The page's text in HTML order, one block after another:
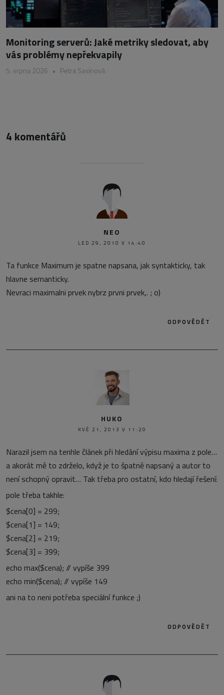
Monitoring serverů: Jaké metriky sledovat, aby
vás problémy nepřekvapily
5. srpna 2026 • Petra Sasínová
4 komentářů
NEO
LED 29, 2010 V 14:40
Ta funkce Maximum je spatne napsana, jak syntakticky, tak
hlavne semanticky.
Nevraci maximalni prvek nybrz prvni prvek,. ; o)
ODPOVĚDĚT
HUKO
KVĚ 21, 2013 V 11:20
Narazil jsem na tenhle článek při hledání výpisu maxima z pole…
a akorát mě to zdrželo, když je to špatně napsaný a autor to
není schopný opravit… Tak třeba pro ostatní, kdo hledají řešení:
pole třeba takhle:
$cena[0] = 299;
$cena[1] = 149;
$cena[2] = 219;
$cena[3] = 399;
echo max($cena); // vypíše 399
echo min($cena); // vypíše 149
ani na to neni potřeba speciální funkce ;)
ODPOVĚDĚT